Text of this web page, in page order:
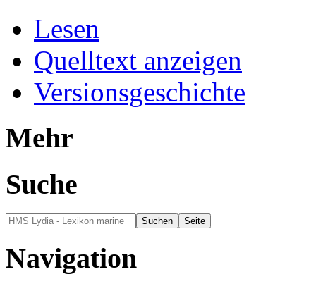
Lesen
Quelltext anzeigen
Versionsgeschichte
Mehr
Suche
Navigation